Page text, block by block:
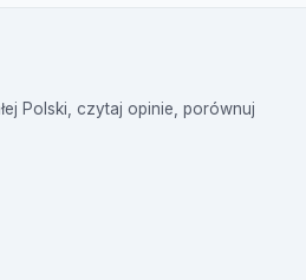
Polski, czytaj opinie, porównuj